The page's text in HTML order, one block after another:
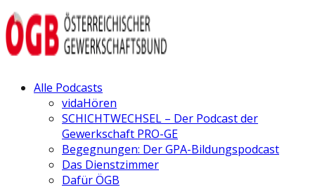
Alle Podcasts
vidaHören
SCHICHTWECHSEL – Der Podcast der
Gewerkschaft PRO-GE
Begegnungen: Der GPA-Bildungspodcast
Das Dienstzimmer
Dafür ÖGB